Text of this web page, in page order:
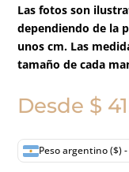
Las fotos son
dependiendo de la
unos cm. Las
tamaño de cada
Desde $
Peso argentino ($) -